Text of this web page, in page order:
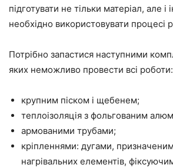
підготувати не тільки матеріал, але і
необхідно використовувати процесі
Потрібно запастися наступними
яких неможливо провести всі роботи:
крупним піском і щебенем;
теплоізоляція з фольгованим
армованими трубами;
кріпленнями: дугами,
нагрівальних елементів,